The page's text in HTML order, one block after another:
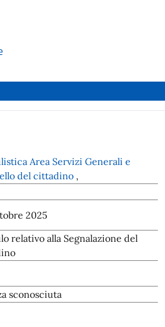
Area Servizi Generali e
del cittadino ,
2025
relativo alla Segnalazione del
sconosciuta